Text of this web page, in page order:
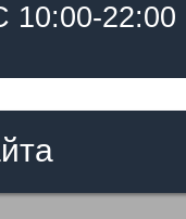
10:00-22:00